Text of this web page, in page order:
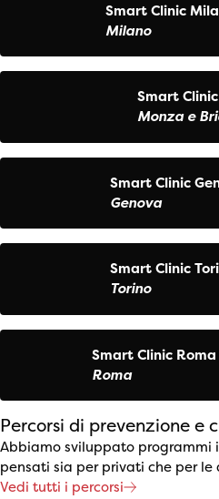
Smart Clinic
Milano
Smart
Monza e
Smart Clinic
Genova
Smart Clinic
Torino
Smart Clinic
Roma
Percorsi di prevenzione e
Abbiamo sviluppato programmi
pensati sia per privati che per le
Vedi tutti i percorsi